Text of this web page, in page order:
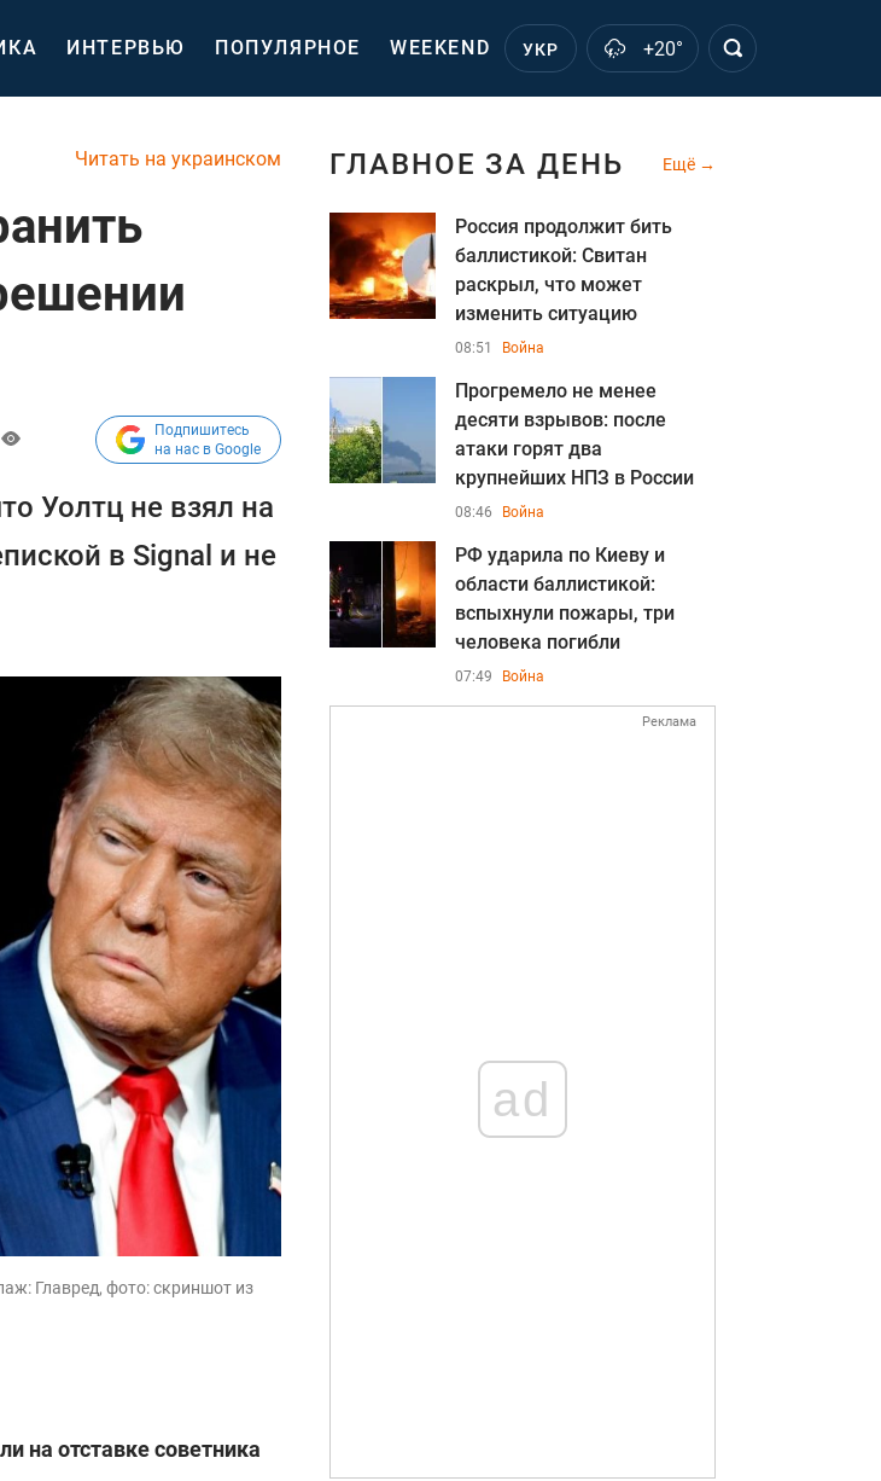
ИНТЕРВЬЮ ПОПУЛЯРНОЕ WEEKEND УКР +20°
Читать на украинском
Подпишитесь
на нас в Google
Уолтц не взял на
в Signal и не
Главред, фото: скриншот из
на отставке советника
ГЛАВНОЕ ЗА ДЕНЬ Ещё
Россия продолжит бить
баллистикой: Свитан
раскрыл, что может
изменить ситуацию
08:51 Война
Прогремело не менее
десяти взрывов: после
атаки горят два
крупнейших НПЗ в России
08:46 Война
РФ ударила по Киеву и
области баллистикой:
вспыхнули пожары, три
человека погибли
07:49 Война
Реклама
ad